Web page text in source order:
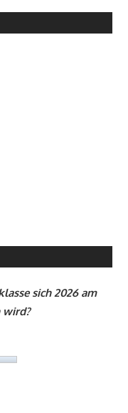
sich 2026 am